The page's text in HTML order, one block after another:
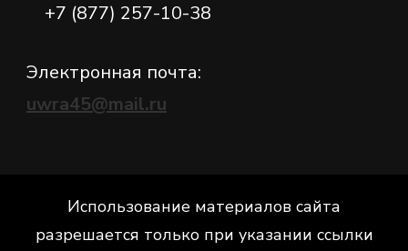
+7 (877) 257-10-38
Электронная почта:
uwra45@mail.ru
Использование материалов сайта
разрешается только при указании ссылки